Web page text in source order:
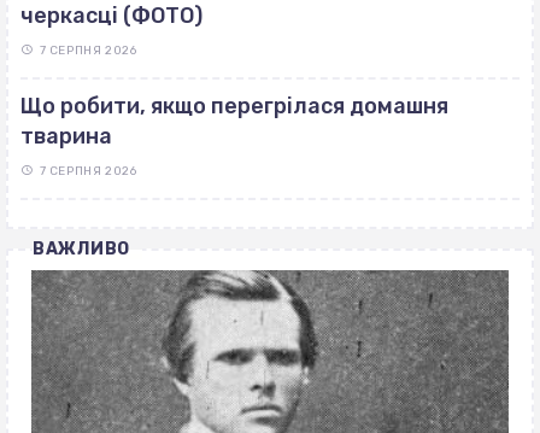
черкасці (ФОТО)
7 СЕРПНЯ 2026
Що робити, якщо перегрілася домашня
тварина
7 СЕРПНЯ 2026
ВАЖЛИВО